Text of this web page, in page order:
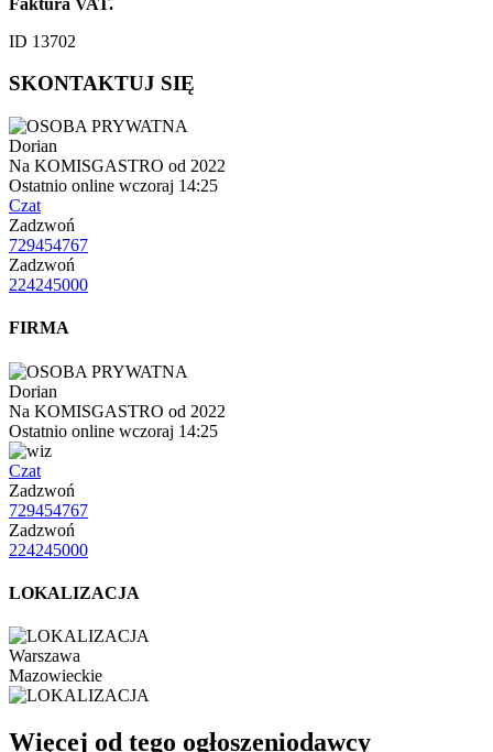
ID 13702
SKONTAKTUJ SIĘ
Dorian
Na KOMISGASTRO od 2022
Ostatnio online wczoraj 14:25
Czat
Zadzwoń
729454767
Zadzwoń
224245000
FIRMA
Dorian
Na KOMISGASTRO od 2022
Ostatnio online wczoraj 14:25
Czat
Zadzwoń
729454767
Zadzwoń
224245000
LOKALIZACJA
Warszawa
Mazowieckie
Więcej od tego ogłoszeniodawcy